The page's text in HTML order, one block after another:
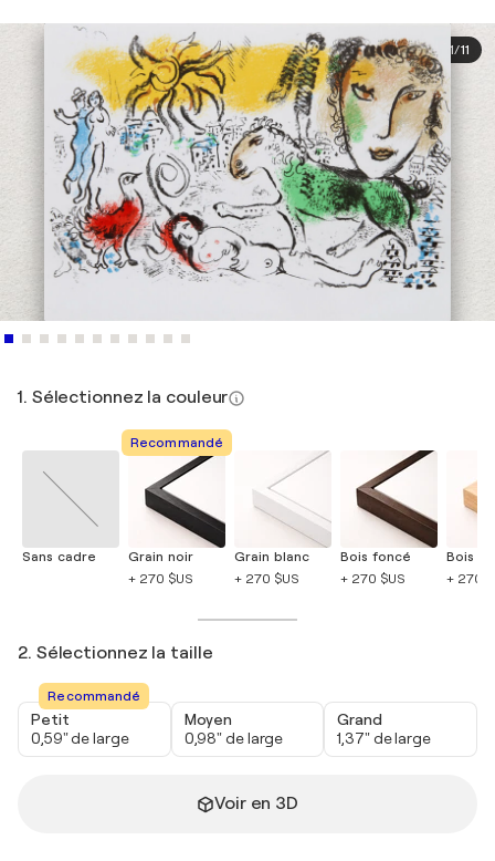
1/11
1. Sélectionnez la couleur
Sans cadre
Recommandé
Grain noir
+ 270 $US
Grain blanc
+ 270 $US
Bois foncé
+ 270 $US
Bois
+ 270
2. Sélectionnez la taille
Recommandé
Petit
0,59" de large
Moyen
0,98" de large
Grand
1,37" de large
Voir en 3D